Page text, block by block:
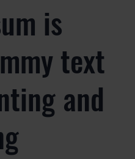
is
text
and